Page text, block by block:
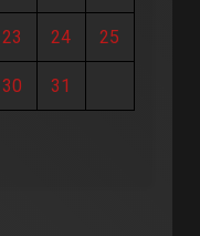
23 24 25
30 31